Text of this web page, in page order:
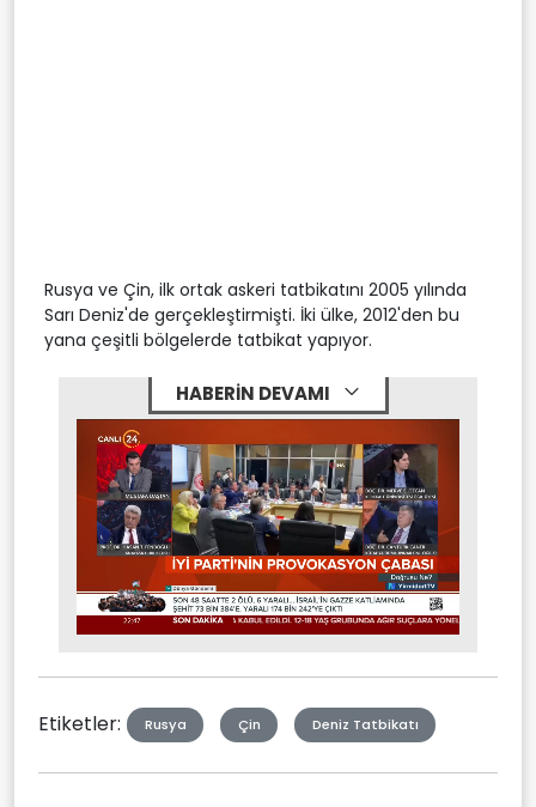
Rusya ve Çin, ilk ortak askeri tatbikatını 2005 yılında
Sarı Deniz'de gerçekleştirmişti. İki ülke, 2012'den bu
yana çeşitli bölgelerde tatbikat yapıyor.
HABERİN DEVAMI
Mute Stream
Etiketler: Rusya Çin Deniz Tatbikatı